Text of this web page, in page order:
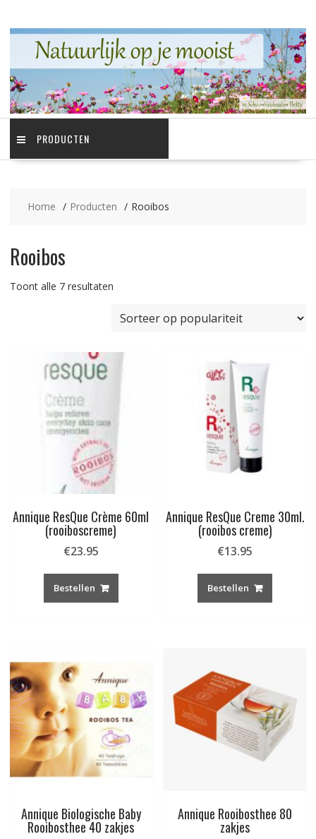
de
PRODUCTEN
Home Producten Rooibos
Rooibos
Toont alle 7 resultatenGesorteerd
populariteit
Annique ResQue Crème 60ml
(rooiboscreme)
€23.95
Bestellen
Annique ResQue Creme 30ml.
(rooibos creme)
€13.95
Bestellen
Annique Biologische Baby
Rooibosthee 40 zakjes
Annique Rooibosthee 80
zakjes